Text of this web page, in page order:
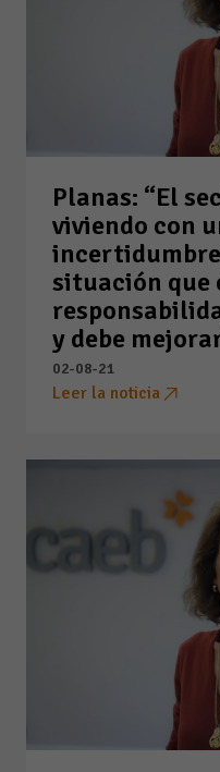
Planas: “El
viviendo con
situación que
y debe
02-08-21
Leer la noticia